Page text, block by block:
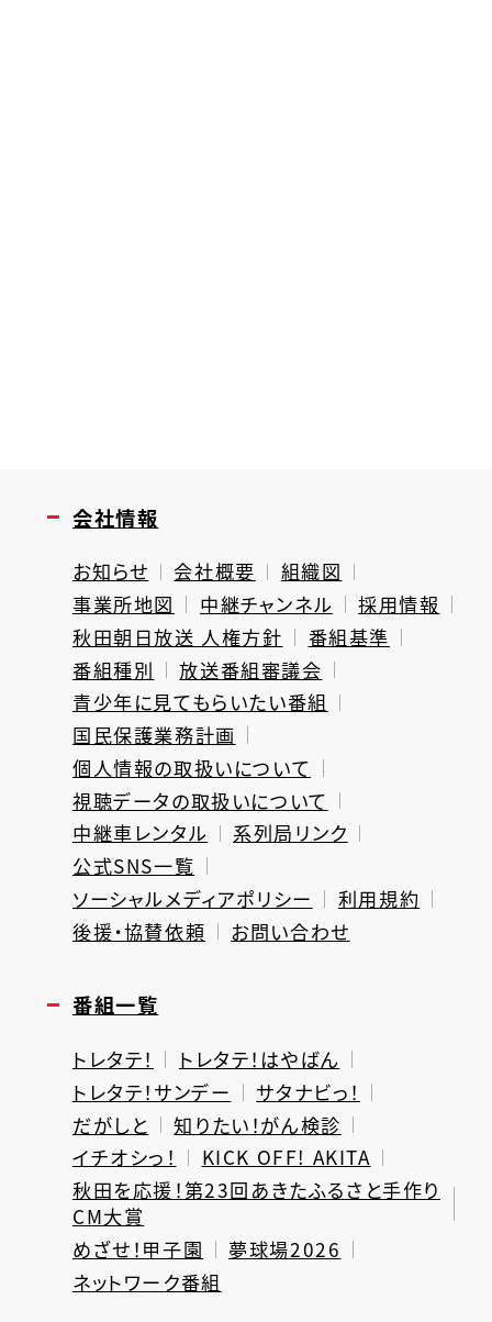
会社情報
お知らせ 会社概要
組織図
事業所地図
中継チャンネル
採用情報
秋田朝日放送 人権方針
番組基準
番組種別
放送番組審議会
青少年に見てもらいたい番組
国民保護業務計画
個人情報の取扱いについて
視聴データの取扱いについて
中継車レンタル
系列局リンク
公式SNS一覧
ソーシャルメディアポリシー
利用規約
後援・協賛依頼
お問い合わせ
番組一覧
トレタテ！
トレタテ！はやばん
トレタテ！サンデー
サタナビっ！
だがしと
知りたい！がん検診
イチオシっ！
KICK OFF! AKITA
秋田を応援！第23回あきたふるさと手作り
CM大賞
めざせ！甲子園
夢球場2026
ネットワーク番組